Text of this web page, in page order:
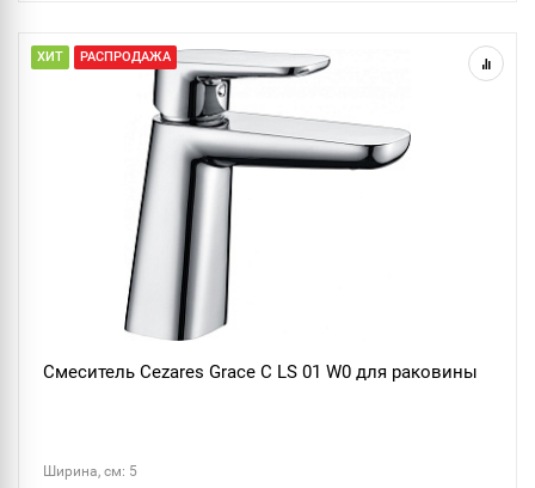
ХИТ РАСПРОДАЖА
Смеситель Cezares Grace C LS 01 W0 для раковины
Ширина, см: 5